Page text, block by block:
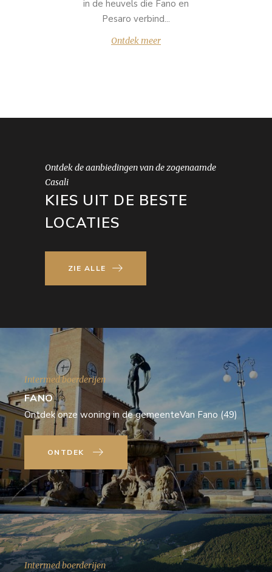
in de heuvels die Fano en
Pesaro verbind...
Ontdek meer
Ontdek de aanbiedingen van de zogenaamde
Casali
KIES UIT DE BESTE
LOCATIES
ZIE ALLE
Intermed boerderijen
FANO
Ontdek onze woning in de gemeenteVan Fano (49)
ONTDEK
Intermed boerderijen